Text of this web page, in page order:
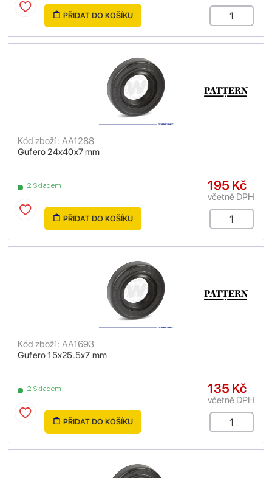
PŘIDAT DO KOŠÍKU
Gufero 24x40x7 mm
Kód zboží : AA1288
2 Skladem 195 Kč
včetně DPH
PŘIDAT DO KOŠÍKU
Gufero 15x25.5x7 mm
Kód zboží : AA1693
2 Skladem 135 Kč
včetně DPH
PŘIDAT DO KOŠÍKU